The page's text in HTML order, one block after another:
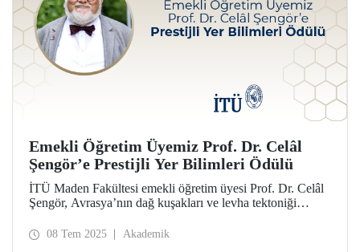
Emekli Öğretim Üyemiz Prof. Dr. Celâl
Şengör’e Prestijli Yer Bilimleri Ödülü
İTÜ Maden Fakültesi emekli öğretim üyesi Prof. Dr. Celâl
Şengör, Avrasya’nın dağ kuşakları ve levha tektoniği
tarafından 2025 Akiho Miyashiro Ödülü’ne layık görüldü.
08 Tem 2025 Akademik